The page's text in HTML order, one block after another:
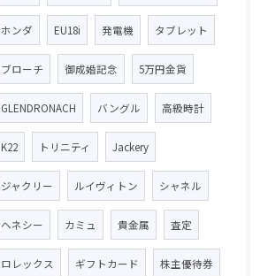
ホンダ EU18i 発電機 タブレット
ブローチ 御成婚記念 5万円金貨
GLENDRONACH バングル 高級時計
K22 トリニティ Jackery
ジャクリー ルイヴィトン シャネル
ヘネシー カミュ 貴金属 査定
ロレックス ギフトカード 株主優待券